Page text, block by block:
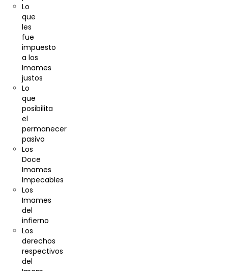
Lo
que
les
fue
impuesto
a los
Imames
justos
Lo
que
posibilita
el
permanecer
pasivo
Los
Doce
Imames
Impecables
Los
Imames
del
infierno
Los
derechos
respectivos
del